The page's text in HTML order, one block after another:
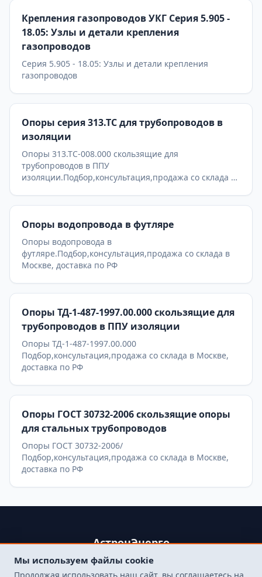
Крепления газопроводов УКГ Серия 5.905 -
18.05: Узлы и детали крепления
газопроводов
Серия 5.905 - 18.05: Узлы и детали крепления
газопроводов
Опоры серия 313.ТС для трубопроводов в
изоляции
Опоры 313.ТС-008.000 скользящие для
трубопроводов в ППУ
изоляции.Подбор,консультация,продажа со склада в
Опоры водопровода в футляре
Опоры водопровода в
футляре.Подбор,консультация,продажа со склада в
Москве, доставка по РФ
Опоры ТД-1-487-1997.00.000 скользящие для
трубопроводов в ППУ изоляции
Опоры ТД-1-487-1997.00.000
Подбор,консультация,продажа со склада в Москве,
доставка по РФ
Опоры ГОСТ 30732-2006 скользящие опоры
для стальных трубопроводов
Опоры ГОСТ 30732-2006/
Подбор,консультация,продажа со склада в Москве,
доставка по РФ
АстронЭнерго
+79250499357 , +74998417015
Мы используем файлы cookie